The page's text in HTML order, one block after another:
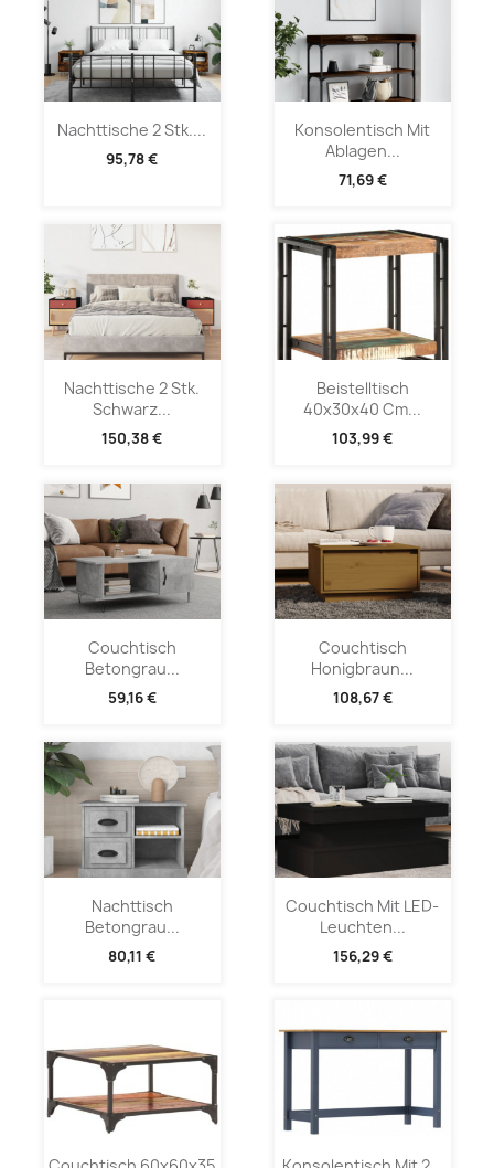
Nachttische 2 Stk....
95,78 €
Konsolentisch Mit
Ablagen...
71,69 €
Nachttische 2 Stk.
Schwarz...
150,38 €
Beistelltisch
40x30x40 Cm...
103,99 €
Couchtisch
Betongrau...
59,16 €
Couchtisch
Honigbraun...
108,67 €
Nachttisch
Betongrau...
80,11 €
Couchtisch Mit LED-
Leuchten...
156,29 €